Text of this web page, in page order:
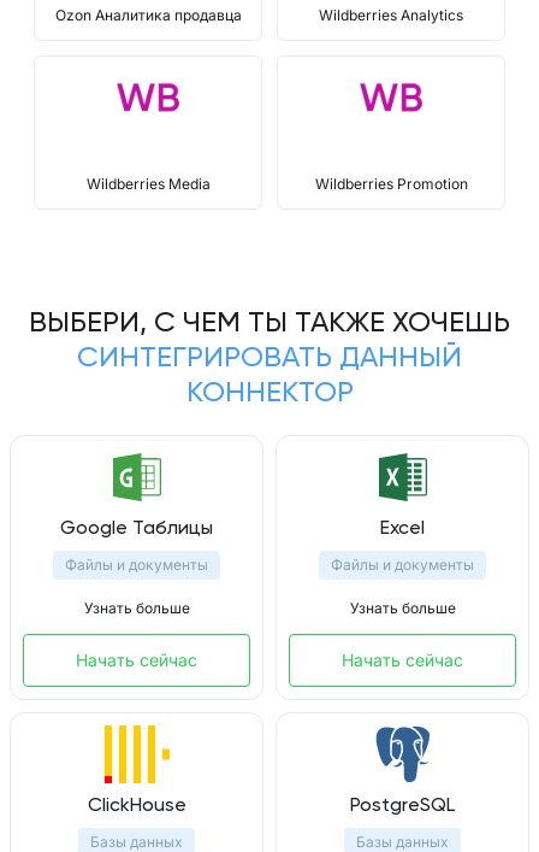
Ozon Аналитика продавца Wildberries Analytics
Wildberries Media Wildberries Promotion
ВЫБЕРИ, С ЧЕМ ТЫ ТАКЖЕ ХОЧЕШЬ
СИНТЕГРИРОВАТЬ ДАННЫЙ
КОННЕКТОР
Google Таблицы
Файлы и документы
Узнать больше
Начать сейчас
Excel
Файлы и документы
Узнать больше
Начать сейчас
ClickHouse
Базы данных
PostgreSQL
Базы данных